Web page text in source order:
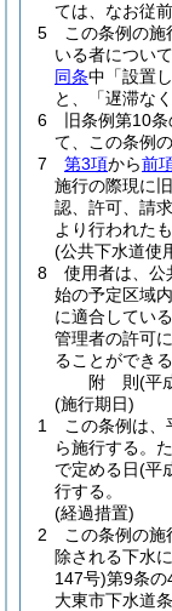
ては、なお従
5
この条例の
いる者につい
同条中「設置
と、「遅滞な
6
旧条例第10
て、この条例
7
第3項から前
施行の際現に
認、許可、請
より行われた
(公共下水道使
8
使用者は、公
始の予定区域
に適合してい
管理者の許可
ることができる
附 則(平
(施行期日)
1
この条例は、
ら施行する。
で定める日(平
行する。
(経過措置)
2
この条例の
除される下水
147号)第9条の
大東市下水道